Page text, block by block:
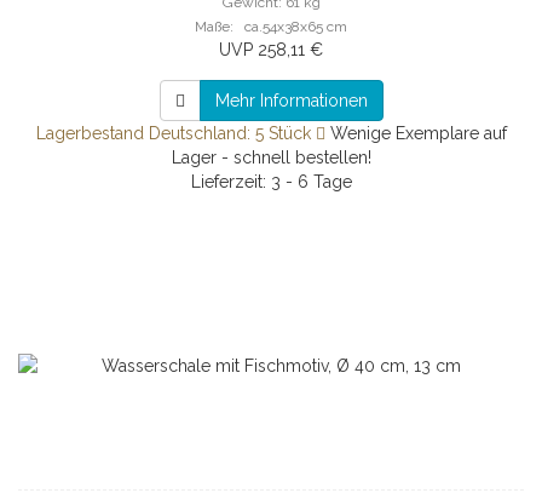
Maße: ca.54x38x65 cm
UVP 258,11 €
Mehr Informationen
Lagerbestand Deutschland: 5 Stück
Wenige Exemplare auf
Lager - schnell bestellen!
Lieferzeit: 3 - 6 Tage